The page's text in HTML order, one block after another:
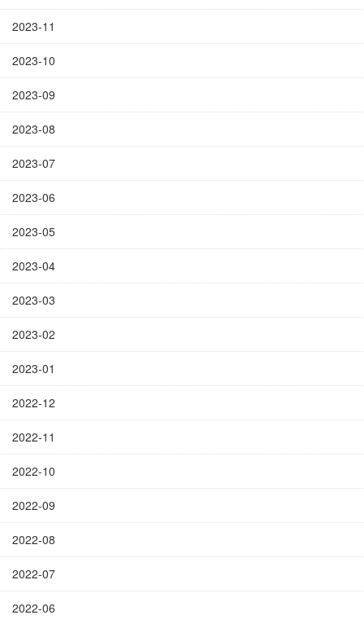
2023-11
2023-10
2023-09
2023-08
2023-07
2023-06
2023-05
2023-04
2023-03
2023-02
2023-01
2022-12
2022-11
2022-10
2022-09
2022-08
2022-07
2022-06